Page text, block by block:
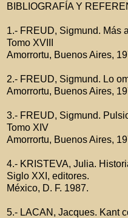
BIBLIOGRAFÍA Y
1.- FREUD, Sigmund. Más
Tomo XVIII
Amorrortu, Buenos Aires,
2.- FREUD, Sigmund. Lo
Amorrortu, Buenos Aires,
3.- FREUD, Sigmund.
Tomo XIV
Amorrortu, Buenos Aires,
4.- KRISTEVA, Julia.
Siglo XXI, editores.
México, D. F. 1987.
5.- LACAN, Jacques. Kant